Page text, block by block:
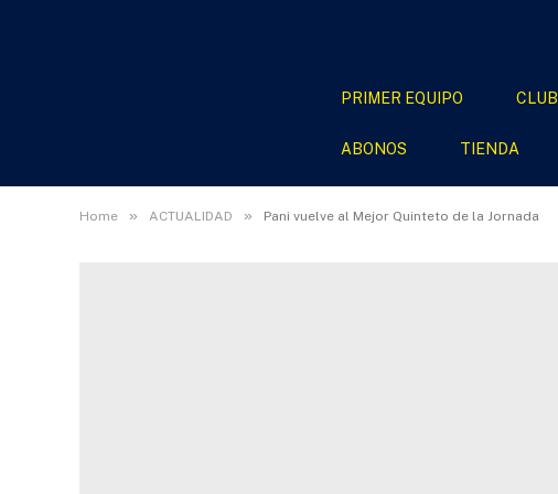
PRIMER EQUIPO CLUB
ABONOS TIENDA
Home » ACTUALIDAD » Pani vuelve al Mejor Quinteto de la Jornada